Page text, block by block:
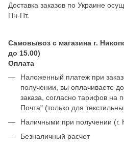
Доставка заказов по Украине
Пн-Пт.
Самовывоз с магазина г.
до 15.00)
Оплата
Наложенный платеж при
получении, вы оплачиваете
заказа, согласно тарифов на
Почта" (только для
Наличными при получении (г.
Безналичный расчет